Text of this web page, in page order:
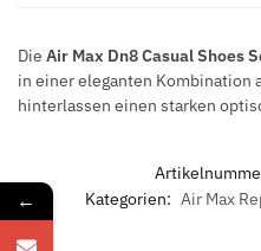
Die Air Max Dn8 Casual Shoes
in einer eleganten Kombination
hinterlassen einen starken
Kategorien: Air Max
←